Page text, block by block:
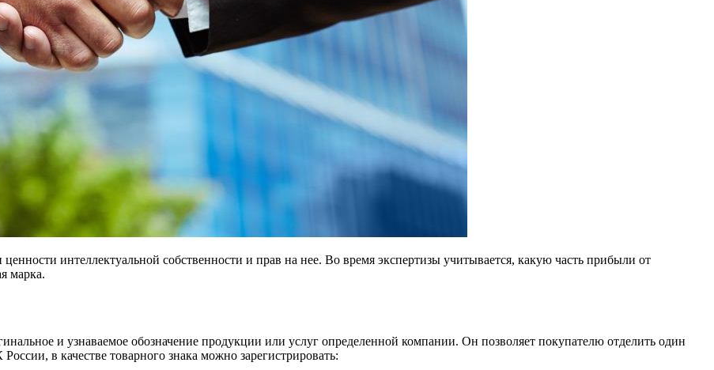
интеллектуальной собственности и прав на нее. Во время экспертизы учитывается, какую часть прибыли от
марка.
и узнаваемое обозначение продукции или услуг определенной компании. Он позволяет покупателю отделить один
в качестве товарного знака можно зарегистрировать: